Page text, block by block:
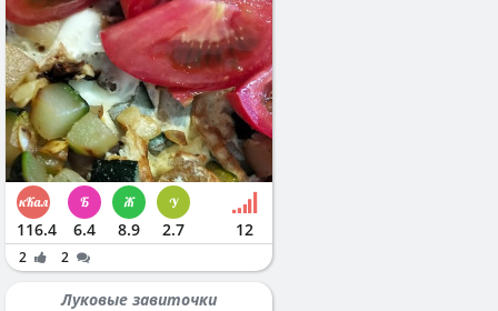
116.4 6.4 8.9 2.7 12
2 2
Луковые завиточки